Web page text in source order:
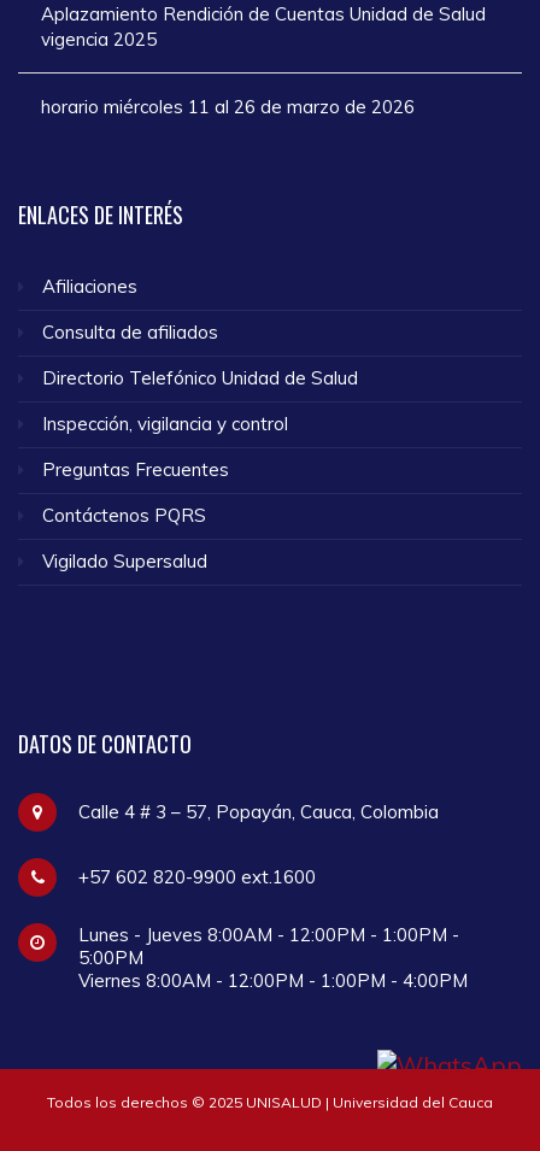
Aplazamiento Rendición de Cuentas Unidad de Salud
vigencia 2025
horario miércoles 11 al 26 de marzo de 2026
ENLACES DE INTERÉS
Afiliaciones
Consulta de afiliados
Directorio Telefónico Unidad de Salud
Inspección, vigilancia y control
Preguntas Frecuentes
Contáctenos PQRS
Vigilado Supersalud
DATOS DE CONTACTO
Calle 4 # 3 – 57, Popayán, Cauca, Colombia
+57 602 820-9900 ext.1600
Lunes - Jueves 8:00AM - 12:00PM - 1:00PM -
5:00PM
Viernes 8:00AM - 12:00PM - 1:00PM - 4:00PM
Todos los derechos © 2025 UNISALUD | Universidad del Cauca